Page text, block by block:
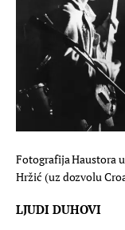
Fotografija Haustora
Hržić (uz dozvolu
LJUDI DUHOVI